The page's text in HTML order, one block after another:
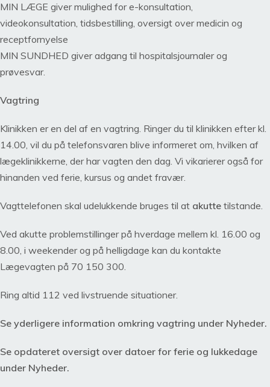
MIN LÆGE giver mulighed for e-konsultation,
videokonsultation, tidsbestilling, oversigt over medicin og
receptfornyelse
MIN SUNDHED giver adgang til hospitalsjournaler og
prøvesvar.
Vagtring
Klinikken er en del af en vagtring. Ringer du til klinikken efter kl.
14.00, vil du på telefonsvaren blive informeret om, hvilken af
lægeklinikkerne, der har vagten den dag. Vi vikarierer også for
hinanden ved ferie, kursus og andet fravær.
Vagttelefonen skal udelukkende bruges til at akutte tilstande.
Ved akutte problemstillinger på hverdage mellem kl. 16.00 og
8.00, i weekender og på helligdage kan du kontakte
Lægevagten på 70 150 300.
Ring altid 112 ved livstruende situationer.
Se yderligere information omkring vagtring under Nyheder.
Se opdateret oversigt over datoer for ferie og lukkedage
under Nyheder.